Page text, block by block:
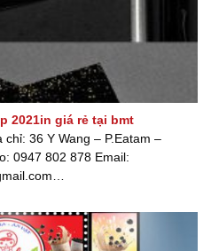
2021in giá rẻ tại bmt
36 Y Wang – P.Eatam –
0947 802 878 Email: